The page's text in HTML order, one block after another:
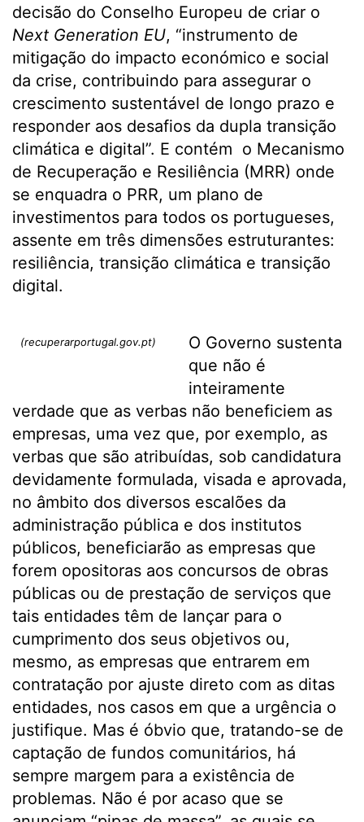
decisão do Conselho Europeu de criar o
Next Generation EU, “instrumento de
mitigação do impacto económico e social
da crise, contribuindo para assegurar o
crescimento sustentável de longo prazo e
responder aos desafios da dupla transição
climática e digital”. E contém o Mecanismo
de Recuperação e Resiliência (MRR) onde
se enquadra o PRR, um plano de
investimentos para todos os portugueses,
assente em três dimensões estruturantes:
resiliência, transição climática e transição
digital.
(recuperarportugal.gov.pt)
O Governo sustenta
que não é
inteiramente
verdade que as verbas não beneficiem as
empresas, uma vez que, por exemplo, as
verbas que são atribuídas, sob candidatura
devidamente formulada, visada e aprovada,
no âmbito dos diversos escalões da
administração pública e dos institutos
públicos, beneficiarão as empresas que
forem opositoras aos concursos de obras
públicas ou de prestação de serviços que
tais entidades têm de lançar para o
cumprimento dos seus objetivos ou,
mesmo, as empresas que entrarem em
contratação por ajuste direto com as ditas
entidades, nos casos em que a urgência o
justifique. Mas é óbvio que, tratando-se de
captação de fundos comunitários, há
sempre margem para a existência de
problemas. Não é por acaso que se